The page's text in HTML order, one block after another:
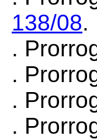
138/08.
.
.
.
.